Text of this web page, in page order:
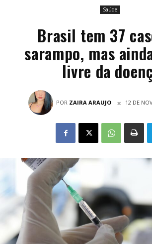
Saúde
Brasil tem 37
sarampo, mas
livre da
POR ZAIRA ARAUJO 12 DE